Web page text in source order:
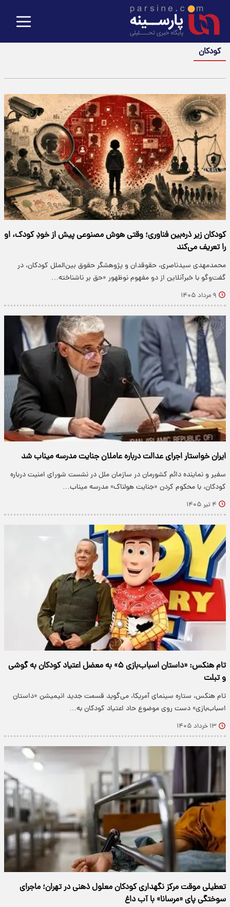
کودکان
کودکان زیر ذره‌بین فناوری؛ وقتی هوش مصنوعی پیش از خودِ کودک، او
را تعریف می‌کند
محمدمهدی سیدناصری، حقوقدان و پژوهشگر حقوق بین‌الملل کودکان، در
گفت‌وگو با خبرآنلاین از دو مفهوم نوظهور «حق بر ناشناخته…
۹ مرداد ۱۴۰۵
ایران خواستار اجرای عدالت درباره عاملان جنایت مدرسه میناب شد
سفیر و نماینده دائم کشورمان در سازمان ملل در نشست شورای امنیت درباره
کودکان، با محکوم کردن «جنایت هولناک» مدرسه میناب…
۴ تیر ۱۴۰۵
تام هنکس: «داستان اسباب‌بازی ۵» به معضل اعتیاد کودکان به گوشی
و تبلت
تام هنکس، ستاره سینمای آمریکا، می‌گوید قسمت جدید انیمیشن «داستان
اسباب‌بازی» دست روی موضوع حاد اعتیاد کودکان به…
۱۳ خرداد ۱۴۰۵
تعطیلی موقت مرکز نگهداری کودکان معلول ذهنی در تهران؛ ماجرای
سوختگی پای «مرسانا» با آب داغ